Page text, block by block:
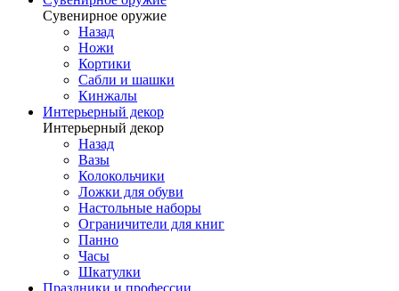
Сувенирное оружие
Назад
Ножи
Кортики
Сабли и шашки
Кинжалы
Интерьерный декор
Интерьерный декор
Назад
Вазы
Колокольчики
Ложки для обуви
Настольные наборы
Ограничители для книг
Панно
Часы
Шкатулки
Праздники и профессии